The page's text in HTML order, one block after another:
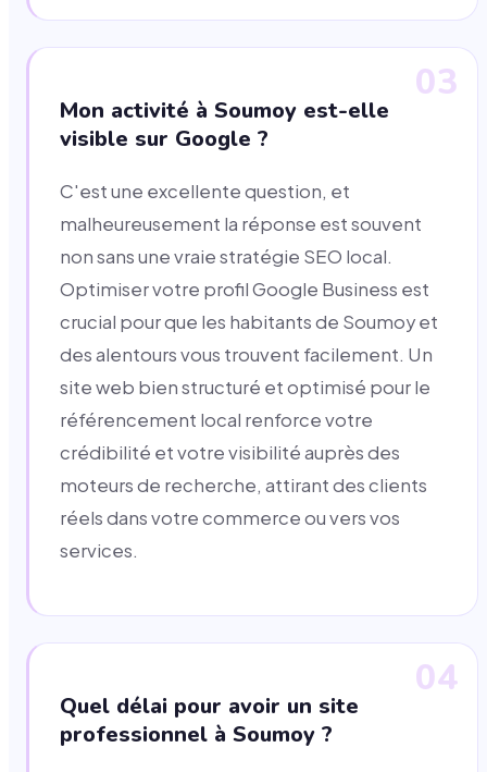
03
Mon activité à Soumoy est-elle
visible sur Google ?
C'est une excellente question, et
malheureusement la réponse est souvent
non sans une vraie stratégie SEO local.
Optimiser votre profil Google Business est
crucial pour que les habitants de Soumoy et
des alentours vous trouvent facilement. Un
site web bien structuré et optimisé pour le
référencement local renforce votre
crédibilité et votre visibilité auprès des
moteurs de recherche, attirant des clients
réels dans votre commerce ou vers vos
services.
04
Quel délai pour avoir un site
professionnel à Soumoy ?